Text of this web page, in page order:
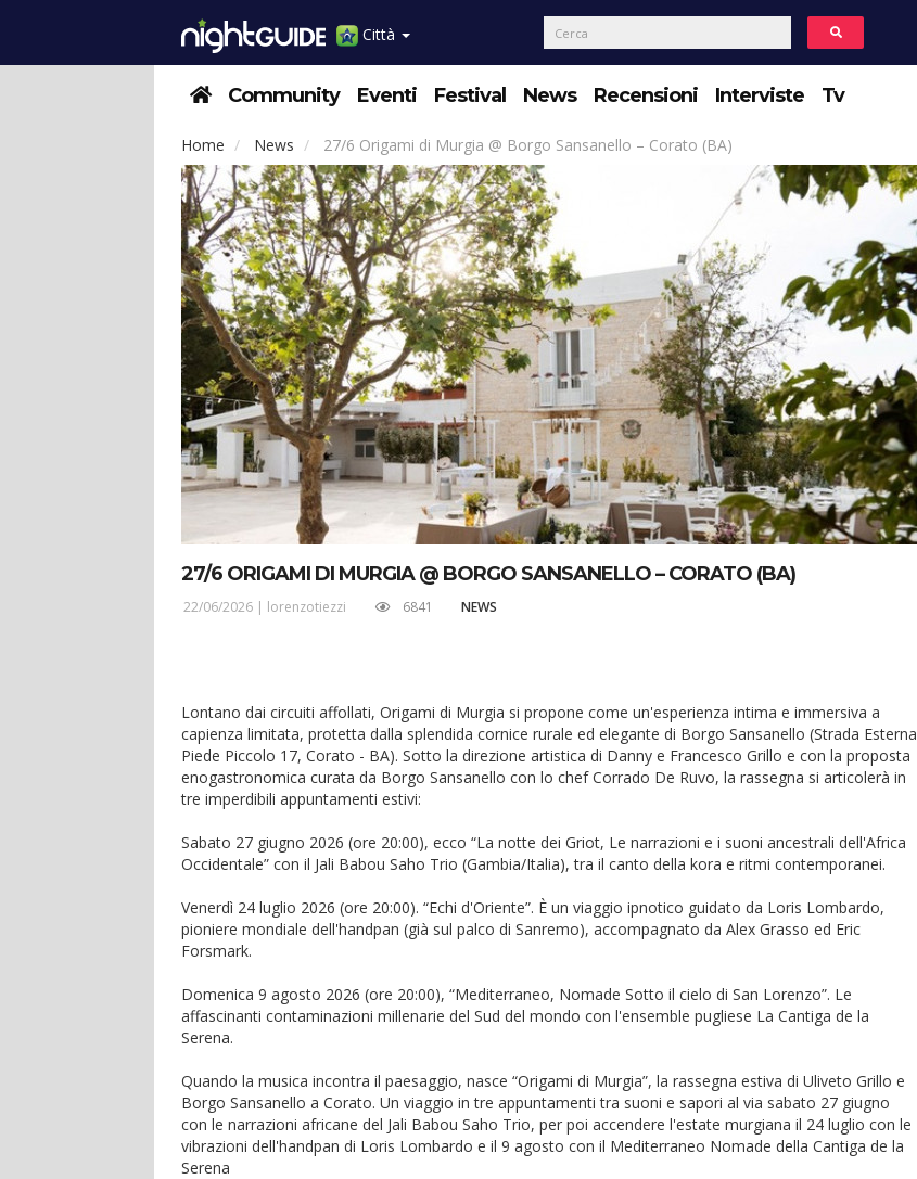
Città
Community Eventi Festival News Recensioni Interviste Tv
Home News 27/6 Origami di Murgia @ Borgo Sansanello – Corato (BA)
27/6 ORIGAMI DI MURGIA @ BORGO SANSANELLO – CORATO (BA)
22/06/2026 | lorenzotiezzi 6841 NEWS
Lontano dai circuiti affollati, Origami di Murgia si propone come un'esperienza intima e immersiva a
capienza limitata, protetta dalla splendida cornice rurale ed elegante di Borgo Sansanello (Strada Esterna
Piede Piccolo 17, Corato - BA). Sotto la direzione artistica di Danny e Francesco Grillo e con la proposta
enogastronomica curata da Borgo Sansanello con lo chef Corrado De Ruvo, la rassegna si articolerà in
tre imperdibili appuntamenti estivi:
Sabato 27 giugno 2026 (ore 20:00), ecco “La notte dei Griot, Le narrazioni e i suoni ancestrali dell'Africa
Occidentale” con il Jali Babou Saho Trio (Gambia/Italia), tra il canto della kora e ritmi contemporanei.
Venerdì 24 luglio 2026 (ore 20:00). “Echi d'Oriente”. È un viaggio ipnotico guidato da Loris Lombardo,
pioniere mondiale dell'handpan (già sul palco di Sanremo), accompagnato da Alex Grasso ed Eric
Forsmark.
Domenica 9 agosto 2026 (ore 20:00), “Mediterraneo, Nomade Sotto il cielo di San Lorenzo”. Le
affascinanti contaminazioni millenarie del Sud del mondo con l'ensemble pugliese La Cantiga de la
Serena.
Quando la musica incontra il paesaggio, nasce “Origami di Murgia”, la rassegna estiva di Uliveto Grillo e
Borgo Sansanello a Corato. Un viaggio in tre appuntamenti tra suoni e sapori al via sabato 27 giugno
con le narrazioni africane del Jali Babou Saho Trio, per poi accendere l'estate murgiana il 24 luglio con le
vibrazioni dell'handpan di Loris Lombardo e il 9 agosto con il Mediterraneo Nomade della Cantiga de la
Serena